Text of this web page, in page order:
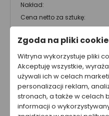
Nakład:
Cena netto za sztukę:
Cena nie
Zgoda na pliki
Witryna wykorzystuje pliki
Akceptuję wszystkie,
używali ich w celach
personalizacji reklam,
stronach, a także w celach
informacji o